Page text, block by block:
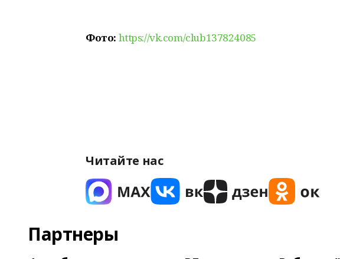
Фото: https://vk.com/club137824085
Читайте нас
Партнеры